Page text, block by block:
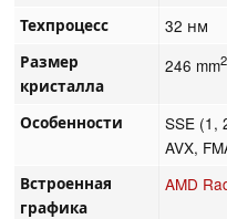
Техпроцесс 32 нм
Размер
кристалла
246 mm2
Особенности
SSE (1,
AVX,
Встроенная
графика
AMD